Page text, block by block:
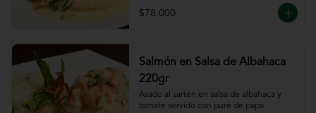
$78.000
Salmón en Salsa de Albahaca
220gr
Asado al sartén en salsa de albahaca y
tomate servido con puré de papa.